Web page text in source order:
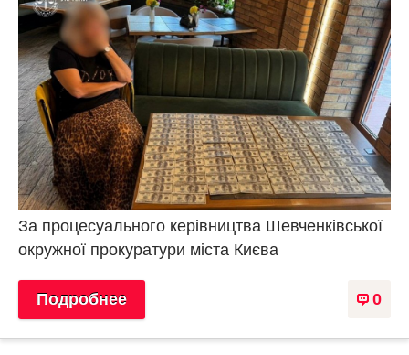
За процесуального керівництва Шевченківської
окружної прокуратури міста Києва
0
Подробнее